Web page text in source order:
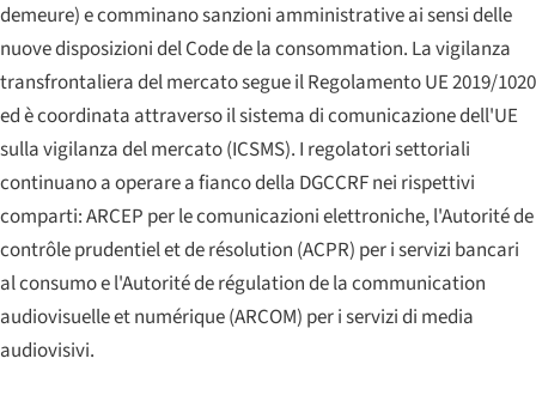
demeure) e comminano sanzioni amministrative ai sensi delle
nuove disposizioni del Code de la consommation. La vigilanza
transfrontaliera del mercato segue il Regolamento UE 2019/1020
ed è coordinata attraverso il sistema di comunicazione dell'UE
sulla vigilanza del mercato (ICSMS). I regolatori settoriali
continuano a operare a fianco della DGCCRF nei rispettivi
comparti: ARCEP per le comunicazioni elettroniche, l'Autorité de
contrôle prudentiel et de résolution (ACPR) per i servizi bancari
al consumo e l'Autorité de régulation de la communication
audiovisuelle et numérique (ARCOM) per i servizi di media
audiovisivi.